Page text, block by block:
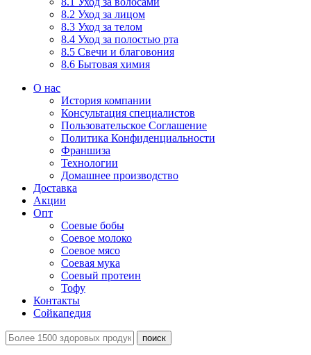
8.2 Уход за лицом
8.3 Уход за телом
8.4 Уход за полостью рта
8.5 Свечи и благовония
8.6 Бытовая химия
О нас
История компании
Консультация специалистов
Пользовательское Соглашение
Политика Конфиденциальности
Франшиза
Технологии
Домашнее производство
Доставка
Акции
Опт
Соевые бобы
Соевое молоко
Соевое мясо
Соевая мука
Соевый протеин
Тофу
Контакты
Сойкапедия
поиск